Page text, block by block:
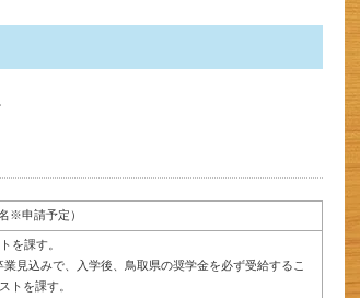
名※申請予定）
を課す。
見込みで、入学後、鳥取県の奨学金を必ず受給するこ
トを課す。